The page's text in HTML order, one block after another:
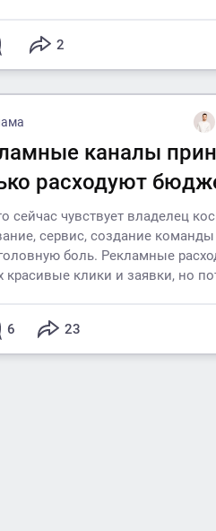
2
каналы
расходуют
сейчас чувствует владелец
сервис, создание
боль. Рекламные
красивые клики и заявки, но
6 23